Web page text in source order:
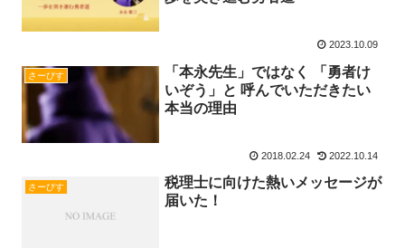
2023.10.09
さーびす
「本永先生」ではなく 「勇者け
いぞう」と 呼んでいただきたい
本当の理由
2018.02.24 2022.10.14
さーびす
税理士に向けた熱いメッセージが
届いた！